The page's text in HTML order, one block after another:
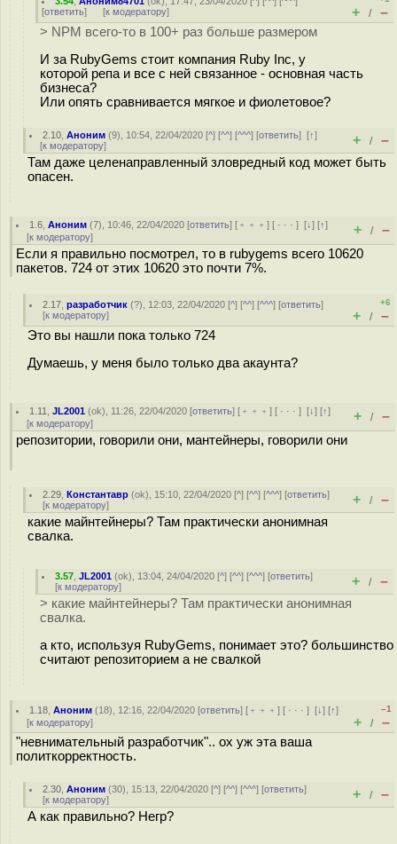
[ответить] [к модератору] + / –
> NPM всего-то в 100+ раз больше размером
И за RubyGems стоит компания Ruby Inc, у
которой репа и все с ней связанное - основная часть
бизнеса?
Или опять сравнивается мягкое и фиолетовое?
2.10 ,Аноним (9), 10:54, 22/04/2020 [^] [^^] [^^^] [ответить][↑]
[к модератору] + / –
Там даже целенаправленный зловредный код может быть
опасен.
1.6 ,Аноним (7), 10:46, 22/04/2020 [ответить] [ ﹢﹢﹢] [ · · ·][↓] [↑]
[к модератору] + / –
Если я правильно посмотрел, то в rubygems всего 10620
пакетов. 724 от этих 10620 это почти 7%.
2.17 ,разработчик (?), 12:03, 22/04/2020 [^] [^^] [^^^] [ответить]
[к модератору]
+6
+ / –
Это вы нашли пока только 724
Думаешь, у меня было только два акаунта?
1.11 ,JL2001 (ok), 11:26, 22/04/2020 [ответить] [ ﹢﹢﹢] [ · · ·][↓] [↑]
[к модератору] + / –
репозитории, говорили они, мантейнеры, говорили они
2.29 ,Константавр (ok), 15:10, 22/04/2020 [^] [^^] [^^^] [ответить]
[к модератору] + / –
какие майнтейнеры? Там практически анонимная
свалка.
3.57 ,JL2001 (ok), 13:04, 24/04/2020 [^] [^^] [^^^] [ответить]
[к модератору] + / –
> какие майнтейнеры? Там практически анонимная
свалка.
а кто, используя RubyGems, понимает это? большинство
считают репозиторием а не свалкой
1.18 ,Аноним (18), 12:16, 22/04/2020 [ответить] [ ﹢﹢﹢] [ · · ·][↓] [↑]
[к модератору]
–1
+ / –
"невнимательный разработчик".. ох уж эта ваша
политкорректность.
2.30 ,Аноним (30), 15:13, 22/04/2020 [^] [^^] [^^^] [ответить]
[к модератору] + / –
А как правильно? Негр?